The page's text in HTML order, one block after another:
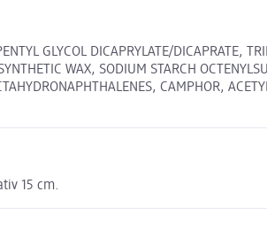
GLYCOL DICAPRYLATE/DICAPRATE,
WAX, SODIUM STARCH
CAMPHOR,
15 cm.